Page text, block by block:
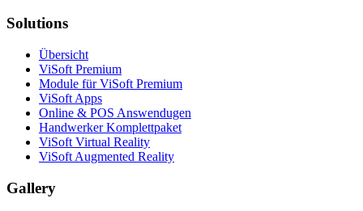
Solutions
Übersicht
ViSoft Premium
Module für ViSoft Premium
ViSoft Apps
Online & POS Answendugen
Handwerker Komplettpaket
ViSoft Virtual Reality
ViSoft Augmented Reality
Gallery